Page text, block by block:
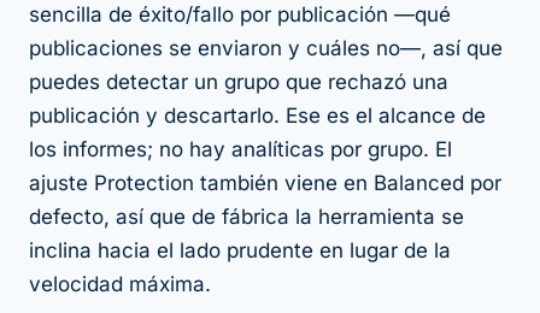
sencilla de éxito/fallo por publicación —qué
publicaciones se enviaron y cuáles no—, así que
puedes detectar un grupo que rechazó una
publicación y descartarlo. Ese es el alcance de
los informes; no hay analíticas por grupo. El
ajuste Protection también viene en Balanced por
defecto, así que de fábrica la herramienta se
inclina hacia el lado prudente en lugar de la
velocidad máxima.